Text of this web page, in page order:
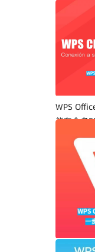
WPS
能在众多
WPS